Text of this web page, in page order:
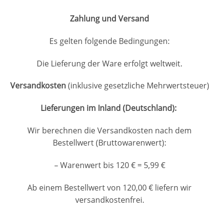
Zahlung und Versand
Es gelten folgende Bedingungen:
Die Lieferung der Ware erfolgt weltweit.
Versandkosten (inklusive gesetzliche Mehrwertsteuer)
Lieferungen im Inland (Deutschland):
Wir berechnen die Versandkosten nach dem
Bestellwert (Bruttowarenwert):
– Warenwert bis 120 € = 5,99 €
Ab einem Bestellwert von 120,00 € liefern wir
versandkostenfrei.